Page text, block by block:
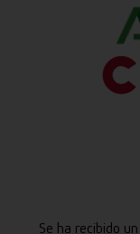
Se ha recibido